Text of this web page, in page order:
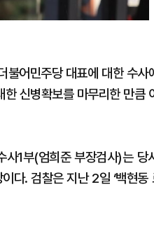
불어민주당 대표에 대한 수사
신병확보를 마무리한 만큼
1부(엄희준 부장검사)는 당
다. 검찰은 지난 2일 ‘백현동